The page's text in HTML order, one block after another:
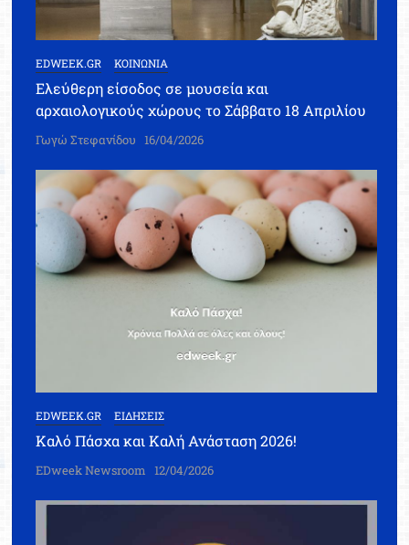
EDWEEK.GR ΚΟΙΝΩΝΙΑ
Ελεύθερη είσοδος σε μουσεία και
αρχαιολογικούς χώρους το Σάββατο 18 Απριλίου
Γωγώ Στεφανίδου 16/04/2026
EDWEEK.GR ΕΙΔΗΣΕΙΣ
Καλό Πάσχα και Καλή Ανάσταση 2026!
EDweek Newsroom 12/04/2026